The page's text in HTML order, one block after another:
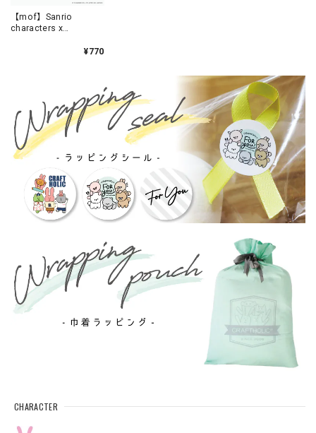
CHARACTER
【mof】Sanrio
characters x
しオーロラアクリルチ
¥770